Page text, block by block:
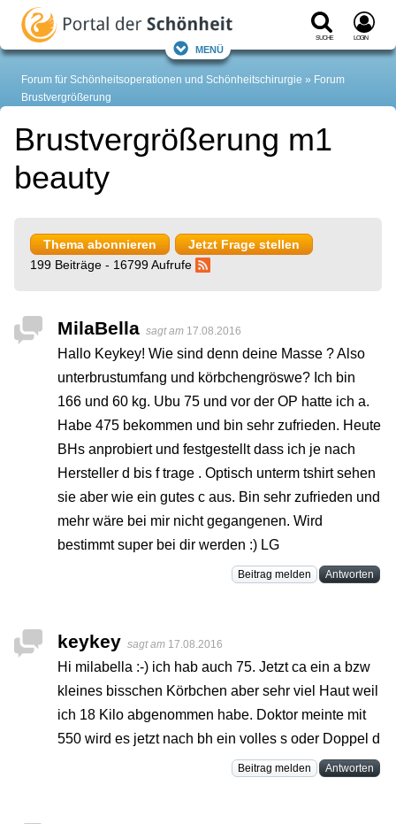
Suche Login
Menü
Forum für Schönheitsoperationen und Schönheitschirurgie
Forum
Brustvergrößerung
Brustvergrößerung m1
beauty
Thema abonnieren
Jetzt Frage stellen
199 Beiträge - 16799 Aufrufe
MilaBella sagt am 17.08.2016
Hallo Keykey! Wie sind denn deine Masse ? Also
unterbrustumfang und körbchengröswe? Ich bin
166 und 60 kg. Ubu 75 und vor der OP hatte ich a.
Habe 475 bekommen und bin sehr zufrieden. Heute
BHs anprobiert und festgestellt dass ich je nach
Hersteller d bis f trage . Optisch unterm tshirt sehen
sie aber wie ein gutes c aus. Bin sehr zufrieden und
mehr wäre bei mir nicht gegangenen. Wird
bestimmt super bei dir werden :) LG
Beitrag melden Antworten
keykey sagt am 17.08.2016
Hi milabella :-) ich hab auch 75. Jetzt ca ein a bzw
kleines bisschen Körbchen aber sehr viel Haut weil
ich 18 Kilo abgenommen habe. Doktor meinte mit
550 wird es jetzt nach bh ein volles s oder Doppel d
Beitrag melden Antworten